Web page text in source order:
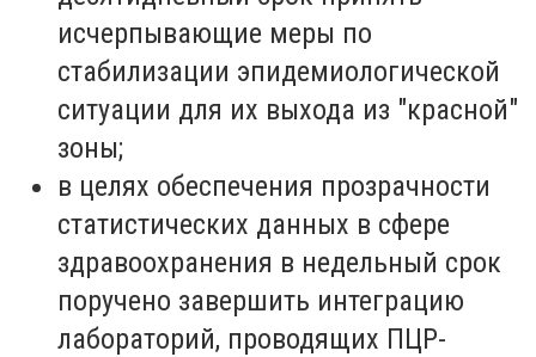
исчерпывающие меры по
стабилизации эпидемиологической
ситуации для их выхода из "красной"
зоны;
в целях обеспечения прозрачности
статистических данных в сфере
здравоохранения в недельный срок
поручено завершить интеграцию
лабораторий, проводящих ПЦР-